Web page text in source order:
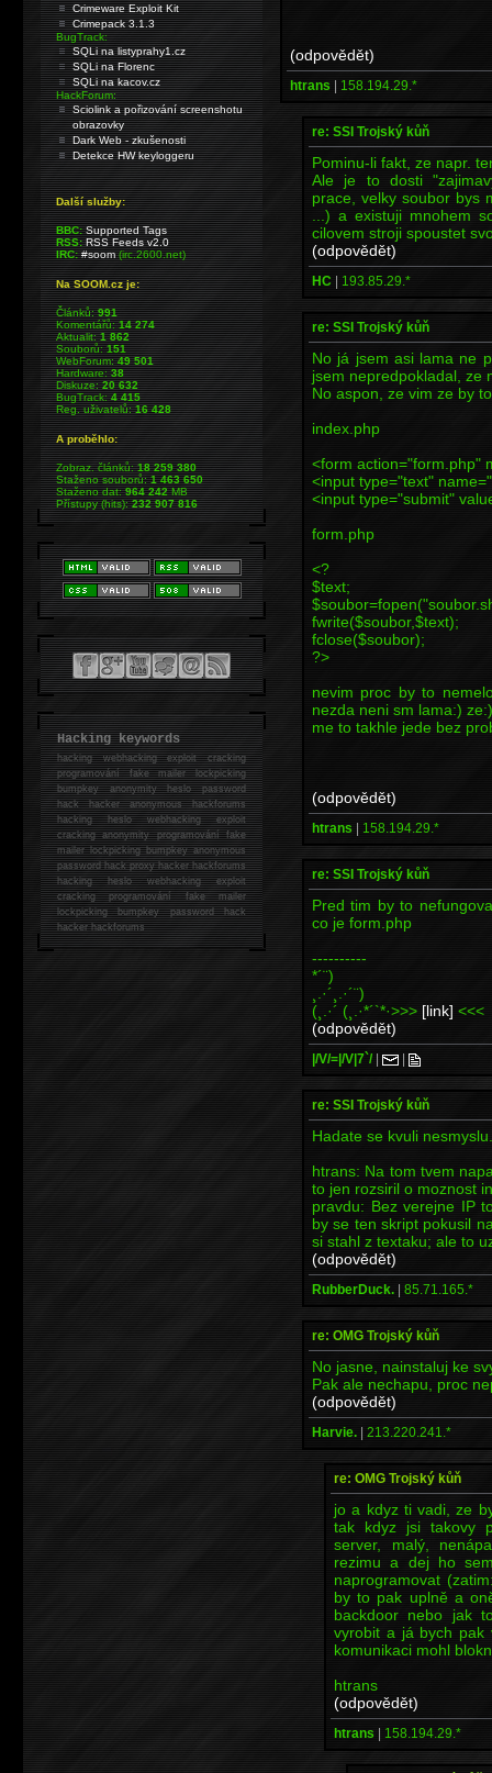
(odpovědět)
htrans | 158.194.29.*
re: SSI Trojský kůň
Pominu-li fakt, ze napr.
Ale je to dosti
prace, velky soubor bys
...) a existuji mnohem
cilovem stroji spoustet
(odpovědět)
HC | 193.85.29.*
re: SSI Trojský kůň
No já jsem asi lama ne
jsem nepredpokladal, ze
No aspon, ze vim ze by
index.php
<form action="form.php"
<input type="text"
<input type="submit"
form.php
<?
$text;
fwrite($soubor,$text);
fclose($soubor);
?>
nevim proc by to
nezda neni sm lama:) ze:)
me to takhle jede bez
(odpovědět)
htrans | 158.194.29.*
re: SSI Trojský kůň
Pred tim by to
co je form.php
----------
*´¨)
¸.·´¸.·´¨)
(¸.·´ (¸.·*´`*·>>> [link] <<<
(odpovědět)
|/V/=|/V|7`/| |
re: SSI Trojský kůň
Hadate se kvuli nesmyslu.
htrans: Na tom tvem
to jen rozsiril o moznost
pravdu: Bez verejne IP
by se ten skript pokusil
si stahl z textaku; ale to
(odpovědět)
RubberDuck. | 85.71.165.*
re: OMG Trojský kůň
No jasne, nainstaluj ke
Pak ale nechapu, proc
(odpovědět)
Harvie. | 213.220.241.*
re: OMG Trojský kůň
jo a kdyz ti vadi, ze
tak kdyz jsi takovy
server, malý,
rezimu a dej ho
naprogramovat
by to pak uplně a
backdoor nebo jak
vyrobit a já bych pak
komunikaci mohl
htrans
(odpovědět)
htrans | 158.194.29.*
Crimeware Exploit Kit
Crimepack 3.1.3
BugTrack:
SQLi na listyprahy1.cz
SQLi na Florenc
SQLi na kacov.cz
HackForum:
Sciolink a pořizování screenshotu
obrazovky
Dark Web - zkušenosti
Detekce HW keyloggeru
Další služby:
BBC: Supported Tags
RSS: RSS Feeds v2.0
IRC: #soom(irc.2600.net)
Na SOOM.cz je:
Článků:991
Komentářů:14 274
Aktualit:1 862
Souborů:151
WebForum:49 501
Hardware:38
Diskuze:20 632
BugTrack:4 415
Reg. uživatelů:16 428
A proběhlo:
Zobraz. článků:18 259 380
Staženo souborů:1 463 650
Staženo dat:964 242MB
Přístupy (hits):232 907 816
Hacking keywords
hackingwebhacking exploit cracking
programování fake mailer lockpicking
bumpkey anonymity heslo password
hackhacker anonymous hackforums
hackingheslo webhacking exploit
cracking anonymity programování fake
mailer lockpicking bumpkey anonymous
password hack proxy hacker hackforums
hacking heslo webhacking exploit
cracking programování fake mailer
lockpicking bumpkey password hack
hackerhackforums